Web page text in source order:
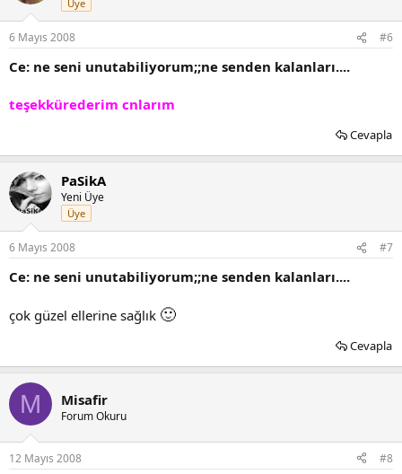
Üye
6 Mayıs 2008 #6
Ce: ne seni unutabiliyorum;;ne senden kalanları....
teşekkürederim cnlarım
Cevapla
PaSikA
Yeni Üye
Üye
6 Mayıs 2008 #7
Ce: ne seni unutabiliyorum;;ne senden kalanları....
çok güzel ellerine sağlık 🙂
Cevapla
M Misafir
Forum Okuru
12 Mayıs 2008 #8